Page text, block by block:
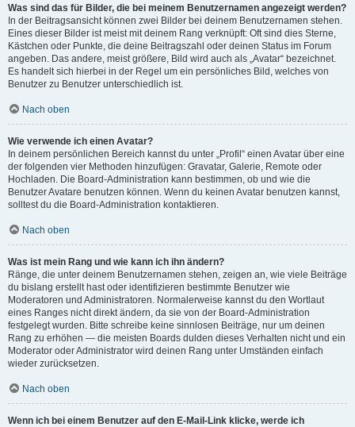
Was sind das für Bilder, die bei meinem Benutzernamen angezeigt werden?
In der Beitragsansicht können zwei Bilder bei deinem Benutzernamen stehen.
Eines dieser Bilder ist meist mit deinem Rang verknüpft: Oft sind dies Sterne,
Kästchen oder Punkte, die deine Beitragszahl oder deinen Status im Forum
angeben. Das andere, meist größere, Bild wird auch als „Avatar“ bezeichnet.
Es handelt sich hierbei in der Regel um ein persönliches Bild, welches von
Benutzer zu Benutzer unterschiedlich ist.
Nach oben
Wie verwende ich einen Avatar?
In deinem persönlichen Bereich kannst du unter „Profil“ einen Avatar über eine
der folgenden vier Methoden hinzufügen: Gravatar, Galerie, Remote oder
Hochladen. Die Board-Administration kann bestimmen, ob und wie die
Benutzer Avatare benutzen können. Wenn du keinen Avatar benutzen kannst,
solltest du die Board-Administration kontaktieren.
Nach oben
Was ist mein Rang und wie kann ich ihn ändern?
Ränge, die unter deinem Benutzernamen stehen, zeigen an, wie viele Beiträge
du bislang erstellt hast oder identifizieren bestimmte Benutzer wie
Moderatoren und Administratoren. Normalerweise kannst du den Wortlaut
eines Ranges nicht direkt ändern, da sie von der Board-Administration
festgelegt wurden. Bitte schreibe keine sinnlosen Beiträge, nur um deinen
Rang zu erhöhen — die meisten Boards dulden dieses Verhalten nicht und ein
Moderator oder Administrator wird deinen Rang unter Umständen einfach
wieder zurücksetzen.
Nach oben
Wenn ich bei einem Benutzer auf den E-Mail-Link klicke, werde ich